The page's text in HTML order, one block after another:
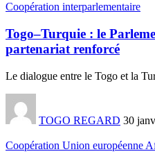
Coopération interparlementaire
Togo–Turquie : le
partenariat renforcé
Le dialogue entre le Togo et la
TOGO REGARD 30
Coopération Union européenne